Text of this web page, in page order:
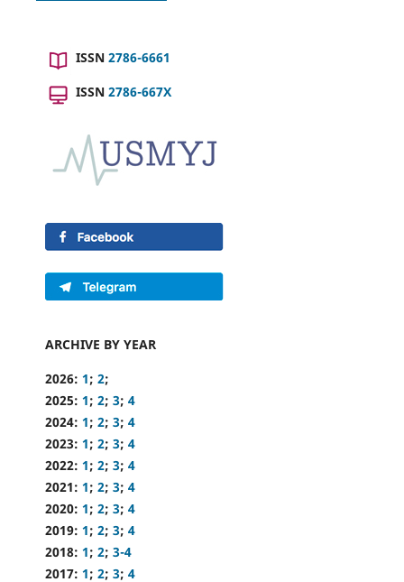
ISSN 2786-6661
ISSN 2786-667X
ARCHIVE BY YEAR
2026: 1; 2;
2025: 1; 2; 3; 4
2024: 1; 2; 3; 4
2023: 1; 2; 3; 4
2022: 1; 2; 3; 4
2021: 1; 2; 3; 4
2020: 1; 2; 3; 4
2019: 1; 2; 3; 4
2018: 1; 2; 3-4
2017: 1; 2; 3; 4